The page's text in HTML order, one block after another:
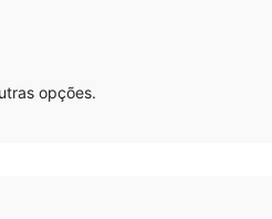
opções.